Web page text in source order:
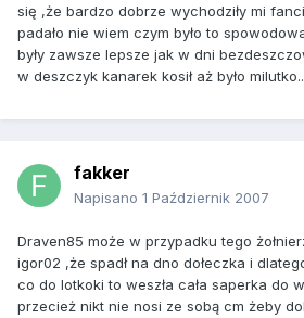
się ,że bardzo dobrze wychodziły mi
padało nie wiem czym było to
były zawsze lepsze jak w dni
w deszczyk kanarek kosił aż było
fakker
Napisano 1 Październik 2007
Draven85 może w przypadku tego
igor02 ,że spadł na dno dołeczka i
co do lotkoki to weszła cała saperka do
przecież nikt nie nosi ze sobą cm żeby